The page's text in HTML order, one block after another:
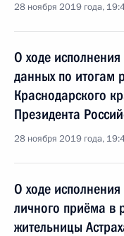
28 ноября 2019 года,
О ходе
данных по итогам
Краснодарского
Президента
28 ноября 2019 года,
О ходе
личного приёма в
жительницы